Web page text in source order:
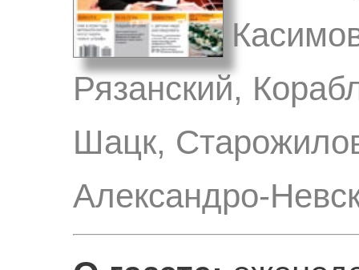
Рязанский,
Шацк,
Александро-